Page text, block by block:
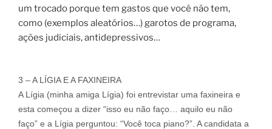
um trocado porque tem gastos que você não tem,
como (exemplos aleatórios…) garotos de programa,
ações judiciais, antidepressivos…
3 – A LÍGIA E A FAXINEIRA
A Lígia (minha amiga Lígia) foi entrevistar uma faxineira e
esta começou a dizer “isso eu não faço… aquilo eu não
faço” e a Lígia perguntou: “Você toca piano?”. A candidata a